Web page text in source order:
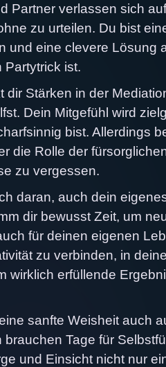
Partner verlassen sich
zu urteilen. Du bist
und eine clevere Lösung
ist.
Stärken in der
Dein Mitgefühl wird
bist. Allerdings
die Rolle der
zu vergessen.
daran, auch dein
dir bewusst Zeit, um
für deinen eigenen
zu verbinden, in
wirklich erfüllende
sanfte Weisheit auch
Tage für
und Einsicht nicht nur